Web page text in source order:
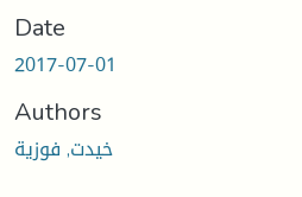
Date
2017-07-01
Authors
خيدت, فوزية